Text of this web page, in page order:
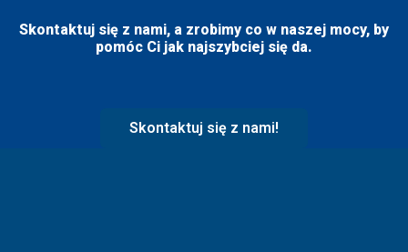
Skontaktuj się z nami, a zrobimy co w naszej mocy, by
pomóc Ci jak najszybciej się da.
Skontaktuj się z nami!